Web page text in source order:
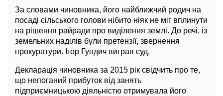
За словами чиновника, його найближчий родич на
посаді сільського голови нібито ніяк не міг вплинути
на рішення райради про виділення землі. До речі, із
земельних наділів були претензії, звернення
прокуратури. Ігор Гундич виграв суд.
Декларація чиновника за 2015 рік свідчить про те,
що непоганий прибуток від занять
підприємницькою діяльністю отримувала його